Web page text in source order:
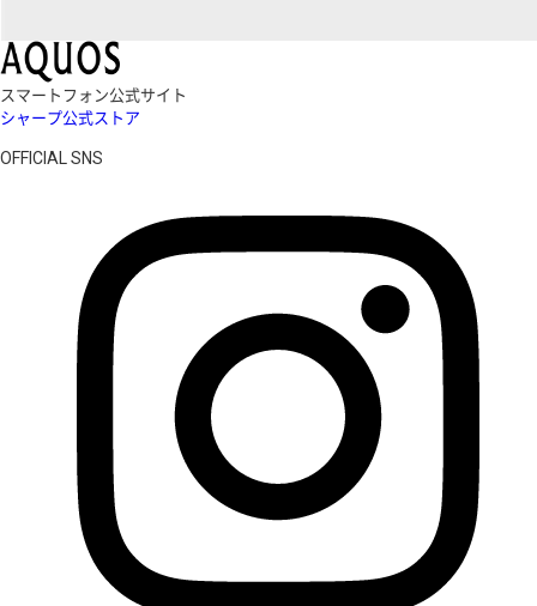
スマートフォン公式サイト
シャープ公式ストア
OFFICIAL SNS